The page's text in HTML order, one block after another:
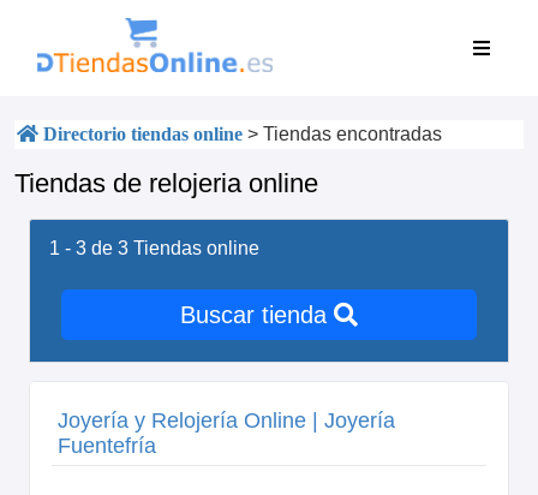
Directorio tiendas online > Tiendas encontradas
Tiendas de relojeria online
1 - 3 de 3 Tiendas online
Buscar tienda
Joyería y Relojería Online | Joyería
Fuentefría